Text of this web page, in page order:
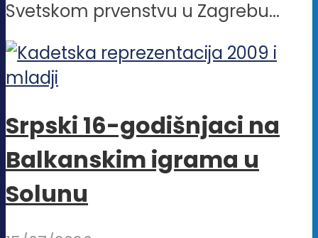
Svetskom prvenstvu u Zagrebu...
Srpski 16-godišnjaci na
Balkanskim igrama u
Solunu